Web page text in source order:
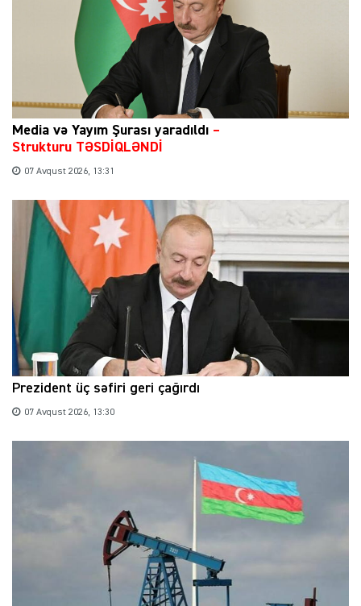
Media və Yayım Şurası yaradıldı –
Strukturu TƏSDİQLƏNDİ
07 Avqust 2026, 13:31
Prezident üç səfiri geri çağırdı
07 Avqust 2026, 13:30